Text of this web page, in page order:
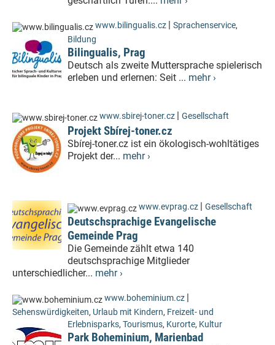
www.bilingualis.cz | Sprachenservice,
Bildung
Bilingualis, Prag
Deutsch als zweite Muttersprache spielerisch
erleben und erlernen: Seit ... mehr ›
www.sbirej-toner.cz | Gesellschaft
Projekt Sbírej-toner.cz
Sbírej-toner.cz ist ein ökologisch-wohltätiges
Projekt der... mehr ›
www.evprag.cz | Gesellschaft
Deutschsprachige Evangelische
Gemeinde Prag
Die Gemeinde zählt etwa 140
deutschsprachige Mitglieder
unterschiedlicher... mehr ›
www.boheminium.cz |
Sehenswürdigkeiten, Urlaub mit Kindern, Freizeit- und
Erlebnisparks, Tourismus, Kurorte, Kultur
Park Boheminium, Marienbad